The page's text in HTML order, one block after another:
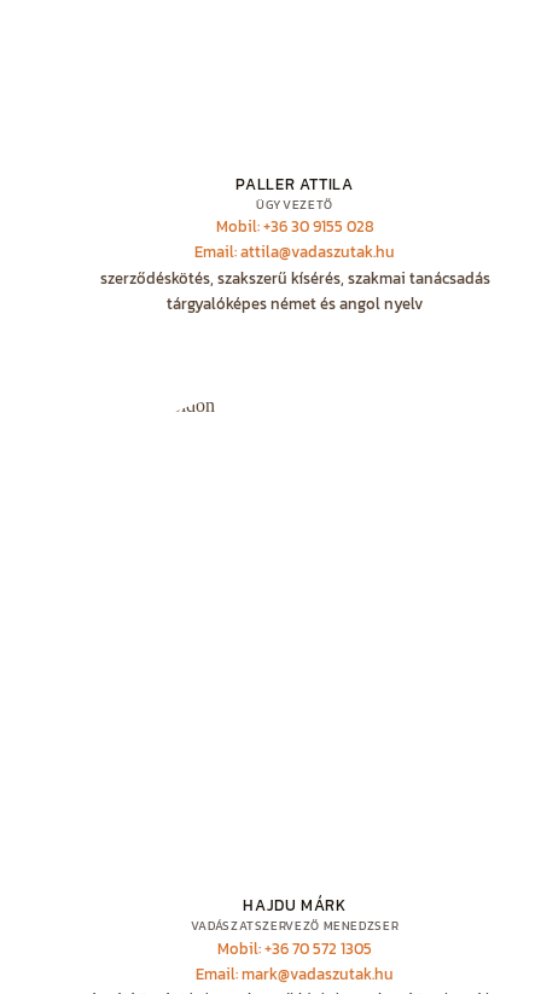
PALLER ATTILA
ÜGYVEZETŐ
Mobil: +36 30 9155 028
Email: attila@vadaszutak.hu
szerződéskötés, szakszerű kísérés, szakmai tanácsadás
tárgyalóképes német és angol nyelv
HAJDU MÁRK
VADÁSZATSZERVEZŐ MENEDZSER
Mobil: +36 70 572 1305
Email: mark@vadaszutak.hu